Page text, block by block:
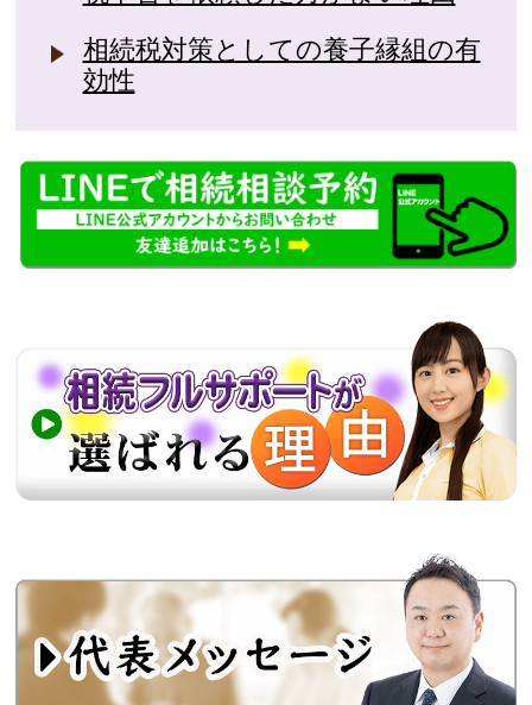
相続税対策としての養子縁組の有
効性